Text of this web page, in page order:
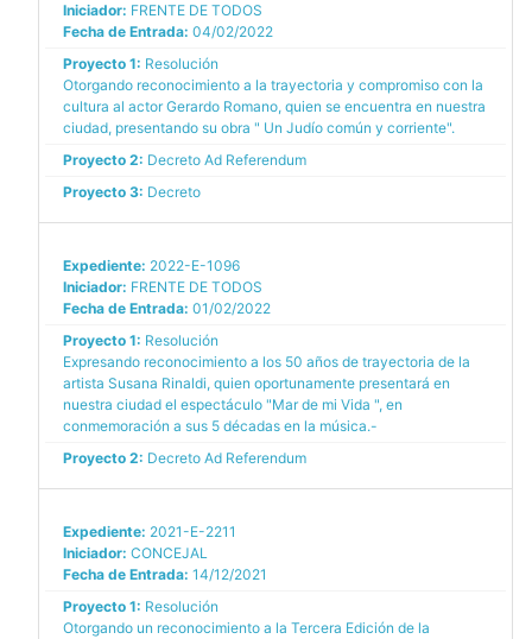
Iniciador: FRENTE DE TODOS
Fecha de Entrada: 04/02/2022
Proyecto 1: Resolución
Otorgando reconocimiento a la trayectoria y compromiso con la
cultura al actor Gerardo Romano, quien se encuentra en nuestra
ciudad, presentando su obra " Un Judío común y corriente".
Proyecto 2: Decreto Ad Referendum
Proyecto 3: Decreto
Expediente: 2022-E-1096
Iniciador: FRENTE DE TODOS
Fecha de Entrada: 01/02/2022
Proyecto 1: Resolución
Expresando reconocimiento a los 50 años de trayectoria de la
artista Susana Rinaldi, quien oportunamente presentará en
nuestra ciudad el espectáculo "Mar de mi Vida ", en
conmemoración a sus 5 décadas en la música.-
Proyecto 2: Decreto Ad Referendum
Expediente: 2021-E-2211
Iniciador: CONCEJAL
Fecha de Entrada: 14/12/2021
Proyecto 1: Resolución
Otorgando un reconocimiento a la Tercera Edición de la